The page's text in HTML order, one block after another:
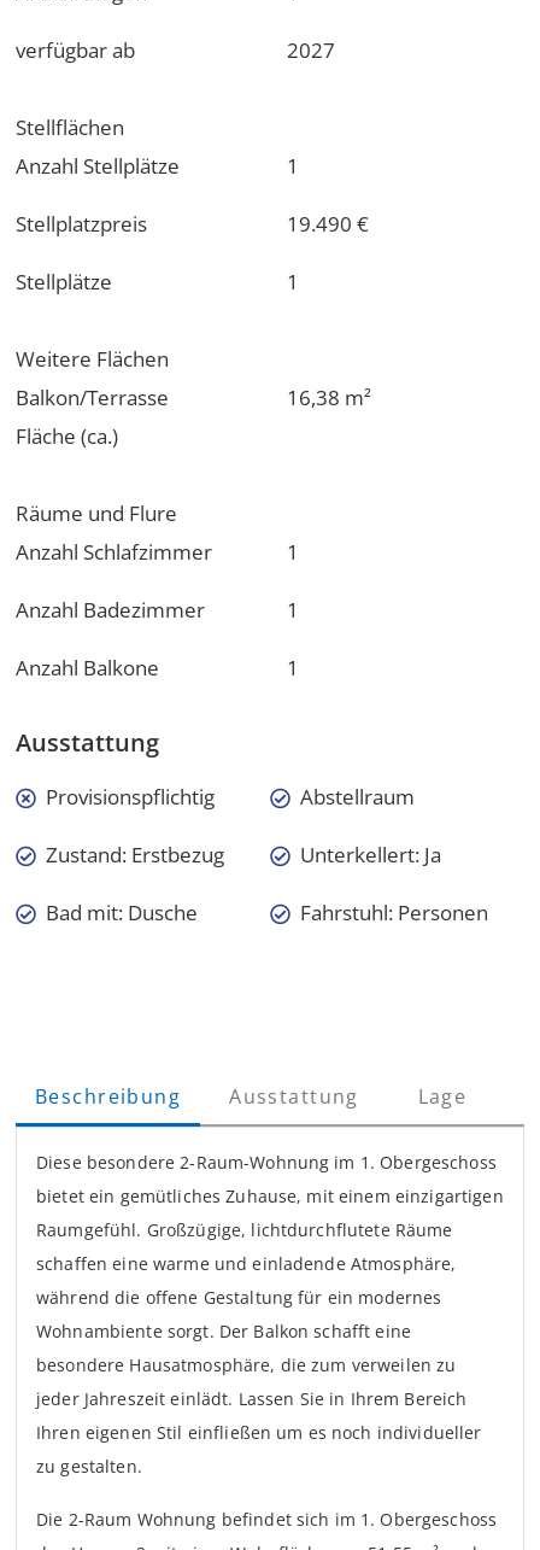
verfügbar ab 2027
Stellflächen
Anzahl Stellplätze
1
Stellplatzpreis 19.490 €
Stellplätze 1
Weitere Flächen
Balkon/Terrasse
Fläche (ca.)
16,38 m²
Räume und Flure
Anzahl Schlafzimmer
1
Anzahl Badezimmer 1
Anzahl Balkone 1
Ausstattung
Provisionspflichtig Abstellraum
Zustand: Erstbezug Unterkellert: Ja
Bad mit: Dusche Fahrstuhl: Personen
Beschreibung Ausstattung Lage
Diese besondere 2-Raum-Wohnung im 1. Obergeschoss
bietet ein gemütliches Zuhause, mit einem einzigartigen
Raumgefühl. Großzügige, lichtdurchflutete Räume
schaffen eine warme und einladende Atmosphäre,
während die offene Gestaltung für ein modernes
Wohnambiente sorgt. Der Balkon schafft eine
besondere Hausatmosphäre, die zum verweilen zu
jeder Jahreszeit einlädt. Lassen Sie in Ihrem Bereich
Ihren eigenen Stil einfließen um es noch individueller
zu gestalten.
Die 2-Raum Wohnung befindet sich im 1. Obergeschoss